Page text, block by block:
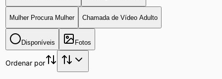
Mulher Procura Mulher Chamada de Vídeo Adulto
Disponíveis Fotos
Ordenar por